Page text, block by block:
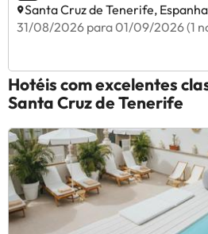
Santa Cruz de Tenerife, Espanha
31/08/2026 para 01/09/2026 (1
Hotéis com excelentes
Santa Cruz de Tenerife